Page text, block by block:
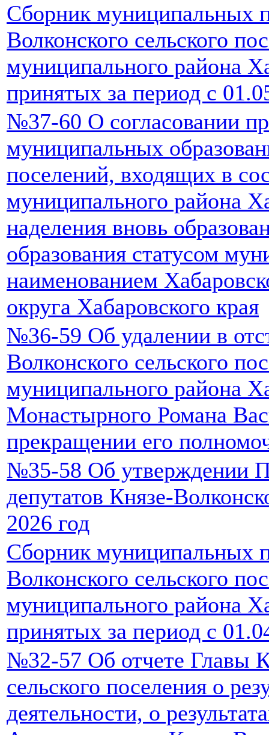
Сборник муниципальных
Волконского сельского
муниципального района
принятых за период с
№37-60 О согласовании
муниципальных
поселений, входящих в
муниципального района
наделения вновь
образования статусом
наименованием
округа Хабаровского края
№36-59 Об удалении в
Волконского сельского
муниципального района
Монастырного Романа
прекращении его
№35-58 Об утверждении
депутатов Князе-
2026 год
Сборник муниципальных
Волконского сельского
муниципального района
принятых за период с
№32-57 Об отчете Главы
сельского поселения о
деятельности, о